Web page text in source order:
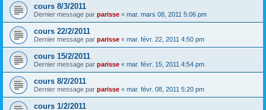
cours 8/3/2011
Dernier message par parisse « mar. mars 08, 2011 5:06 pm
cours 22/2/2011
Dernier message par parisse « mar. févr. 22, 2011 4:50 pm
cours 15/2/2011
Dernier message par parisse « mar. févr. 15, 2011 4:54 pm
cours 8/2/2011
Dernier message par parisse « mar. févr. 08, 2011 5:20 pm
cours 1/2/2011